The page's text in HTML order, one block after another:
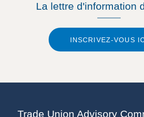
La lettre d'information
INSCRIVEZ-VOUS
Trade Union Advisory